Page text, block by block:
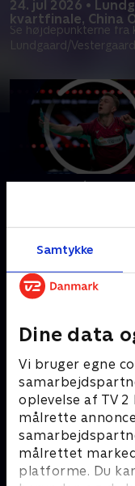
Samtykke
Dine data
Vi bruger egne
oplevelse af TV
målrette
målrettet
platforme. Du
24. jul 2026 •
kvartfinale, China
Se højdepunkterne fra
Lundgaard/
Lundgaard/
kvartfinalen mellem
Liang/Wang fra China
Andre så også